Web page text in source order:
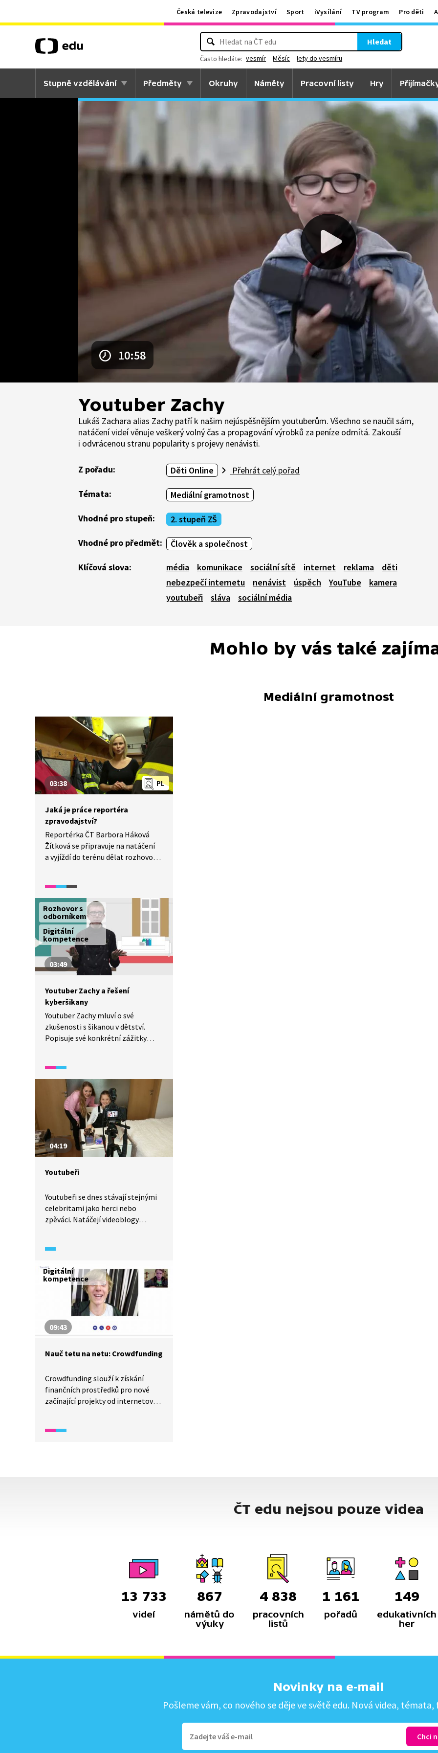
Česká televize Zpravodajství Sport iVysílání TV program Pro děti
Hledat
Často hledáte: vesmír Měsíc lety do vesmíru
Stupně vzdělávání Předměty Okruhy Náměty Pracovní listy Hry
10:58
Youtuber Zachy
Lukáš Zachara alias Zachy patří k našim nejúspěšnějším youtuberům. Všechno se naučil sám,
natáčení videí věnuje veškerý volný čas a propagování výrobků za peníze odmítá. Zakouší
i odvrácenou stranu popularity s projevy nenávisti.
Z pořadu: Děti Online Přehrát celý pořad
Témata: Mediální gramotnost
Vhodné pro stupeň: 2. stupeň ZŠ
Vhodné pro předmět: Člověk a společnost
Klíčová slova: média komunikace sociální sítě internet reklama
děti
nebezpečí internetu
nenávist úspěch YouTube
kamera
youtubeři
sláva sociální média
Mohlo by vás také
Mediální gramotnost
PL
03:38
Jaká je práce reportéra
zpravodajství?
Reportérka ČT Barbora Háková
Žítková se připravuje na natáčení
a vyjíždí do terénu dělat rozhovory.
při natáčení reportáže? Video
vzniklo v rámci soutěže Reportéři
na startu.
Rozhovor s
odborníkem
Digitální
kompetence
03:49
Youtuber Zachy a řešení
kyberšikany
Youtuber Zachy mluví o své
zkušenosti s šikanou v dětství.
Popisuje své konkrétní zážitky
na řešení kyberšikany. Souhlasíte
s jeho pohledem na věc?
04:19
Youtubeři
Youtubeři se dnes stávají stejnými
celebritami jako herci nebo
zpěváci. Natáčejí videoblogy
i spoustu peněz.
Digitální
kompetence
09:43
Nauč tetu na netu: Crowdfunding
Crowdfunding slouží k získání
finančních prostředků pro nové
začínající projekty od internetové
potřebuje novou kameru. Uvidíme,
ČT edu nejsou pouze videa
13 733
videí
867
námětů do
výuky
4 838
pracovních
listů
1 161
pořadů
149
edukativních
her
Novinky na e-mail
Pošleme vám, co nového se děje ve světě edu. Nová videa, témata,